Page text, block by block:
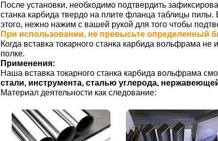
После установки, необходимо подтвердить
станка карбида твердо на плите фланца таблицы
этого, нежно нажим с вашей рукой для того чтобы
При использовании, не превысьте определенный
Когда вставка токарного станка карбида вольфрама
полке.
Применения:
Наша вставка токарного станка карбида вольфрама
стали, инструмента, сталью углерода,
Материал деятельности как следование: